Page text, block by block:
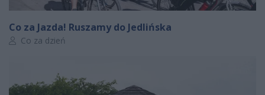
Co za Jazda! Ruszamy do Jedlińska
Autor artykułu:
Co za dzień